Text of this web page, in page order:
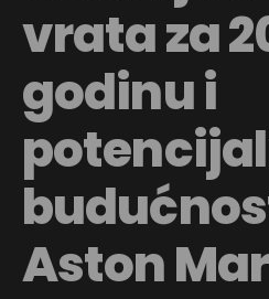
vrata za
godinu i
Aston